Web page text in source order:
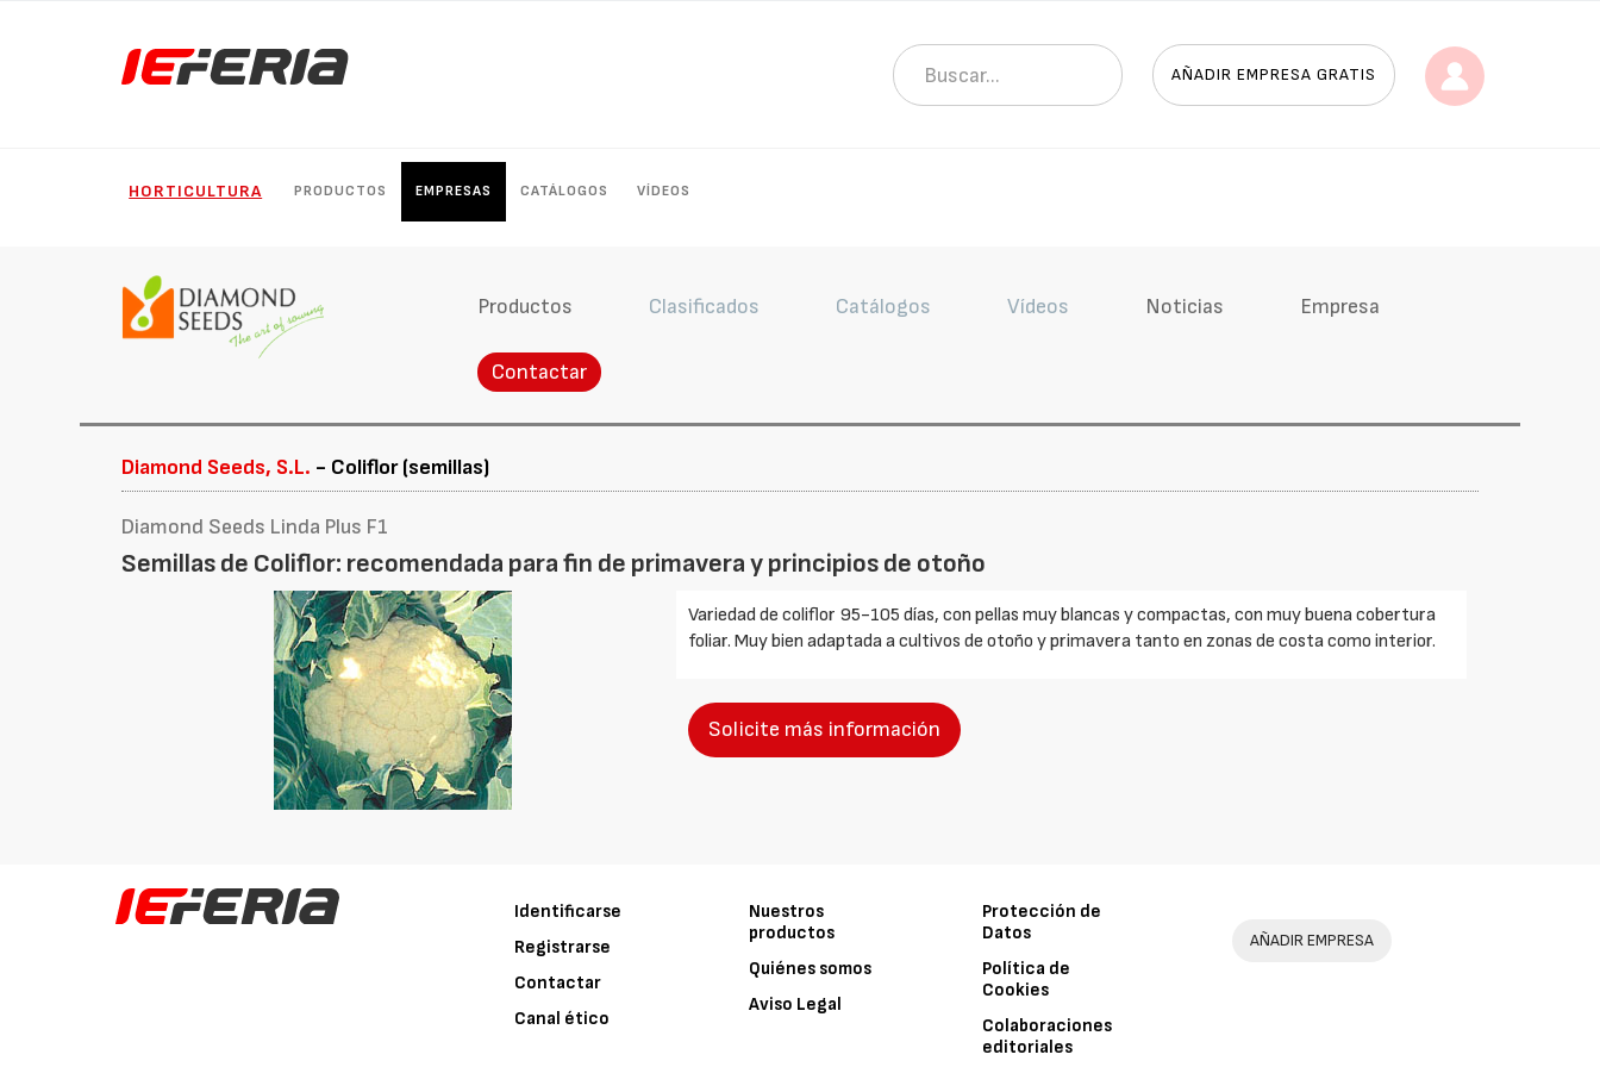
AÑADIR EMPRESA GRATIS
HORTICULTURA PRODUCTOS EMPRESAS CATÁLOGOS VÍDEOS
Productos Clasificados Catálogos Vídeos Noticias Empresa
Contactar
Diamond Seeds, S.L. - Coliflor (semillas)
Diamond Seeds Linda Plus F1
Semillas de Coliflor: recomendada para fin de primavera y principios de otoño
Variedad de coliflor 95-105 días, con pellas muy blancas y compactas, con muy buena cobertura
foliar. Muy bien adaptada a cultivos de otoño y primavera tanto en zonas de costa como interior.
Solicite más información
Identificarse
Registrarse
Contactar
Canal ético
Nuestros
productos
Quiénes somos
Aviso Legal
Protección de
Datos
Política de
Cookies
Colaboraciones
editoriales
AÑADIR EMPRESA